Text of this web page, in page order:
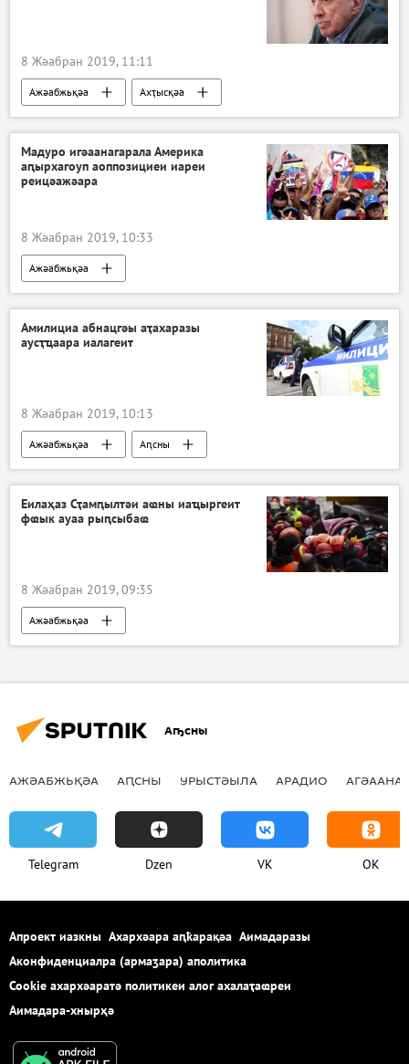
8 Жәабран 2019, 11:11
Ажәабжьқәа Ахҭысқәа
Мадуро игәаанагарала Америка
аԥырхагоуп аоппозициеи иареи
реицәажәара
8 Жәабран 2019, 10:33
Ажәабжьқәа
Венесуела имҩаԥысуа аиҿагыларақәа
Амилициа абнацгәы аҭахаразы
аусҭҵаара иалагеит
8 Жәабран 2019, 10:13
Ажәабжьқәа Аԥсны
Еилаҳаз Сҭамԥылтәи аҩны иаҵыргеит
фҩык ауаа рыԥсыбаҩ
8 Жәабран 2019, 09:35
Ажәабжьқәа
Аҧсны
АЖӘАБЖЬҚӘА АԤСНЫ УРЫСТӘЫЛА АРАДИО
Telegram Dzen VK OK
Апроект иазкны Ахархәара аԥҟарақәа Аимадаразы
Аконфиденциалра (армаӡара) аполитика
Cookie ахархәаратә политикеи алог ахалаҭаҩреи
Аимадара-хнырҳә